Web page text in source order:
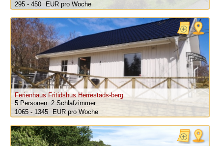
295 - 450
pro Woche
Ferienhaus Fritidshus Herrestads-berg
5 Personen. 2 Schlafzimmer
1065 - 1345
pro Woche